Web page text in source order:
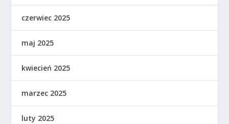
czerwiec 2025
maj 2025
kwiecień 2025
marzec 2025
luty 2025